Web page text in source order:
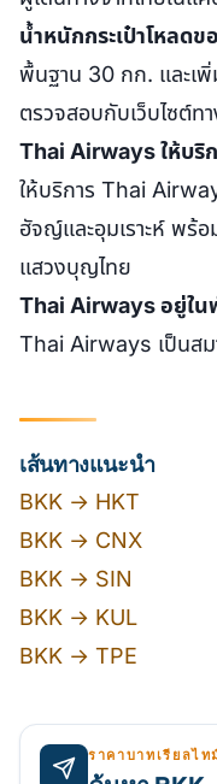
น้ำหนักกระเป๋าโหลด
พื้นฐาน 30 กก. และเ
ตรวจสอบกับเว็บไซต์ท
Thai Airways ให้บริ
ให้บริการ Thai
ฮัจญ์และอุมเราะห์ พร้
แสวงบุญไทย
Thai Airways อยู่ใน
Thai Airways เป็นส
เส้นทางแนะนำ
BKK → HKT
BKK → CNX
BKK → SIN
BKK → KUL
BKK → TPE
ราคาบาทเรียล